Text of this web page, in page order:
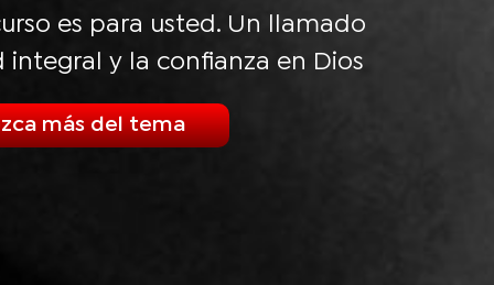
es para usted. Un llamado
integral y la confianza en Dios
más del tema